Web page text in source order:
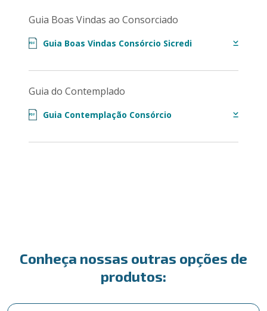
Guia Boas Vindas ao Consorciado
Guia Boas Vindas Consórcio Sicredi
PDF
Guia do Contemplado
Guia Contemplação Consórcio
PDF
Conheça nossas outras opções de
produtos: